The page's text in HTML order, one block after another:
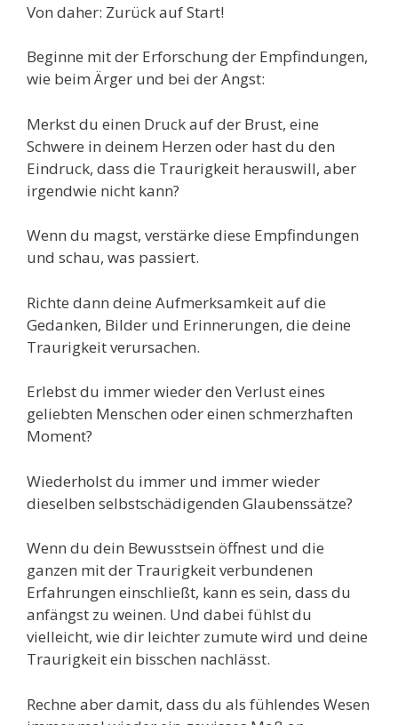
Von daher: Zurück auf Start!
Beginne mit der Erforschung der Empfindungen,
wie beim Ärger und bei der Angst:
Merkst du einen Druck auf der Brust, eine
Schwere in deinem Herzen oder hast du den
Eindruck, dass die Traurigkeit herauswill, aber
irgendwie nicht kann?
Wenn du magst, verstärke diese Empfindungen
und schau, was passiert.
Richte dann deine Aufmerksamkeit auf die
Gedanken, Bilder und Erinnerungen, die deine
Traurigkeit verursachen.
Erlebst du immer wieder den Verlust eines
geliebten Menschen oder einen schmerzhaften
Moment?
Wiederholst du immer und immer wieder
dieselben selbstschädigenden Glaubenssätze?
Wenn du dein Bewusstsein öffnest und die
ganzen mit der Traurigkeit verbundenen
Erfahrungen einschließt, kann es sein, dass du
anfängst zu weinen. Und dabei fühlst du
vielleicht, wie dir leichter zumute wird und deine
Traurigkeit ein bisschen nachlässt.
Rechne aber damit, dass du als fühlendes Wesen